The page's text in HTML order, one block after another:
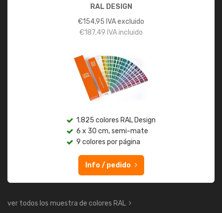
RAL DESIGN
€154,95 IVA excluido
€187,49 IVA incluido
1.825 colores RAL Design
6 x 30 cm, semi-mate
9 colores por página
Info / pedido
ver todos los muestra de colores RAL